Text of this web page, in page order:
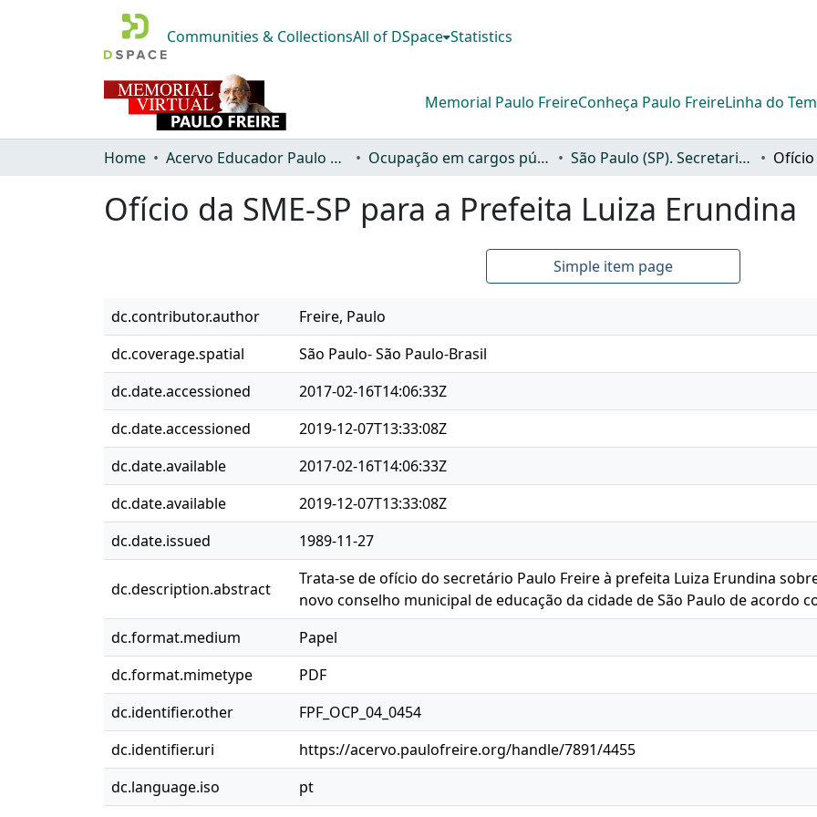
Communities & CollectionsAll of DSpace Statistics
Memorial Paulo FreireConheça Paulo FreireLinha do
Home Acervo Educador Paulo Freire Ocupação em cargos públicos, políticos e outros (OCP) São Paulo (SP). Secretaria Municipal de Educação de São Paulo.
Ofício da SME-SP para a Prefeita Luiza Erundina
Simple item page
dc.contributor.author
Freire, Paulo
dc.coverage.spatial
São Paulo- São Paulo-Brasil
dc.date.accessioned
2017-02-16T14:06:33Z
dc.date.accessioned
2019-12-07T13:33:08Z
dc.date.available
2017-02-16T14:06:33Z
dc.date.available
2019-12-07T13:33:08Z
dc.date.issued
1989-11-27
dc.description.abstract
Trata-se de ofício do secretário Paulo Freire à prefeita Luiza Erundina
novo conselho municipal de educação da cidade de São Paulo de acordo
dc.format.medium
Papel
dc.format.mimetype
PDF
dc.identifier.other
FPF_OCP_04_0454
dc.identifier.uri
https://acervo.paulofreire.org/handle/7891/4455
dc.language.iso
pt